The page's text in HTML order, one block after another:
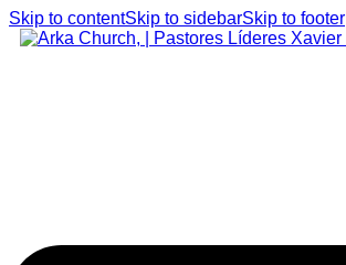
Skip to contentSkip to sidebarSkip to footer